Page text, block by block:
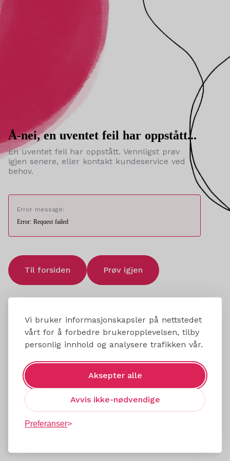
Vi bruker informasjonskapsler på nettstedet
vårt for å forbedre brukeropplevelsen, tilby
personlig innhold og analysere trafikken vår.
Aksepter alle
Avvis ikke-nødvendige
Preferanser
Å-nei, en uventet feil har oppstått...
En uventet feil har oppstått. Vennligst prøv
igjen senere, eller kontakt kundeservice ved
behov.
Error message:
Error: Request failed
Til forsiden Prøv igjen